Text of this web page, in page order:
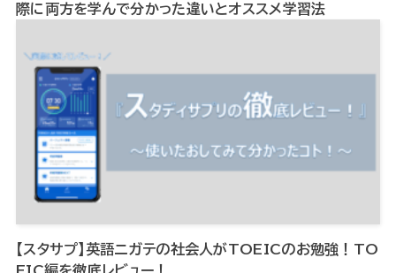
際に両方を学んで分かった違いとオススメ学習法
【スタサプ】英語ニガテの社会人がTOEICのお勉強！TO